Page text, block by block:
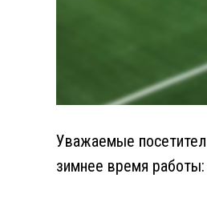
Уважаемые
зимнее время